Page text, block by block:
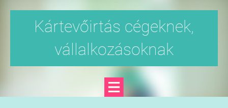
Kártevőirtás cégeknek,
vállalkozásoknak